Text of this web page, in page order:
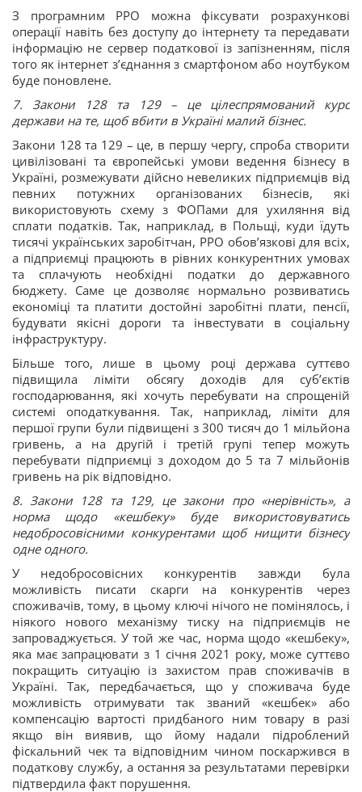
З програмним РРО можна фіксувати розрахункові
операції навіть без доступу до інтернету та передавати
інформацію не сервер податкової із запізненням, після
того як інтернет з’єднання з смартфоном або ноутбуком
буде поновлене.
7. Закони 128 та 129 – це цілеспрямований курс
держави на те, щоб вбити в Україні малий бізнес.
Закони 128 та 129 – це, в першу чергу, спроба створити
цивілізовані та європейські умови ведення бізнесу в
Україні, розмежувати дійсно невеликих підприємців від
певних потужних організованих бізнесів, які
використовують схему з ФОПами для ухиляння від
сплати податків. Так, наприклад, в Польщі, куди їдуть
тисячі українських заробітчан, РРО обов’язкові для всіх,
а підприємці працюють в рівних конкурентних умовах
та сплачують необхідні податки до державного
бюджету. Саме це дозволяє нормально розвиватись
економіці та платити достойні заробітні плати, пенсії,
будувати якісні дороги та інвестувати в соціальну
інфраструктуру.
Більше того, лише в цьому році держава суттєво
підвищила ліміти обсягу доходів для суб’єктів
господарювання, які хочуть перебувати на спрощеній
системі оподаткування. Так, наприклад, ліміти для
першої групи були підвищені з 300 тисяч до 1 мільйона
гривень, а на другій і третій групі тепер можуть
перебувати підприємці з доходом до 5 та 7 мільйонів
гривень на рік відповідно.
8. Закони 128 та 129, це закони про «нерівність», а
норма щодо «кешбеку» буде використовуватись
недобросовісними конкурентами щоб нищити бізнесу
одне одного.
У недобросовісних конкурентів завжди була
можливість писати скарги на конкурентів через
споживачів, тому, в цьому ключі нічого не помінялось, і
ніякого нового механізму тиску на підприємців не
запроваджується. У той же час, норма щодо «кешбеку»,
яка має запрацювати з 1 січня 2021 року, може суттєво
покращить ситуацію із захистом прав споживачів в
Україні. Так, передбачається, що у споживача буде
можливість отримувати так званий «кешбек» або
компенсацію вартості придбаного ним товару в разі
якщо він виявив, що йому надали підроблений
фіскальний чек та відповідним чином поскаржився в
податкову службу, а остання за результатами перевірки
підтвердила факт порушення.